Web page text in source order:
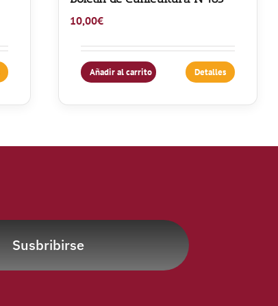
10,00€
Añadir al carrito Detalles
Susbribirse